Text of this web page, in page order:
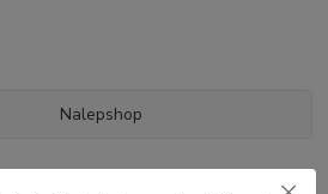
Nalepshop